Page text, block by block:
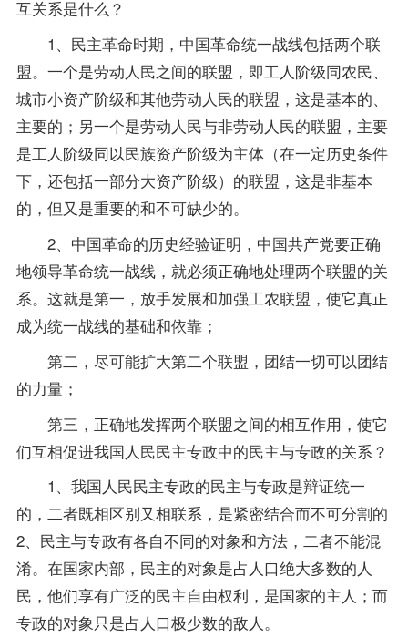
互关系是什么？
1、民主革命时期，中国革命统一战线包括两个联
盟。一个是劳动人民之间的联盟，即工人阶级同农民、
城市小资产阶级和其他劳动人民的联盟，这是基本的、
主要的；另一个是劳动人民与非劳动人民的联盟，主要
是工人阶级同以民族资产阶级为主体（在一定历史条件
下，还包括一部分大资产阶级）的联盟，这是非基本
的，但又是重要的和不可缺少的。
2、中国革命的历史经验证明，中国共产党要正确
地领导革命统一战线，就必须正确地处理两个联盟的关
系。这就是第一，放手发展和加强工农联盟，使它真正
成为统一战线的基础和依靠；
第二，尽可能扩大第二个联盟，团结一切可以团结
的力量；
第三，正确地发挥两个联盟之间的相互作用，使它
们互相促进我国人民民主专政中的民主与专政的关系？
1、我国人民民主专政的民主与专政是辩证统一
的，二者既相区别又相联系，是紧密结合而不可分割的
2、民主与专政有各自不同的对象和方法，二者不能混
淆。在国家内部，民主的对象是占人口绝大多数的人
民，他们享有广泛的民主自由权利，是国家的主人；而
专政的对象只是占人口极少数的敌人。